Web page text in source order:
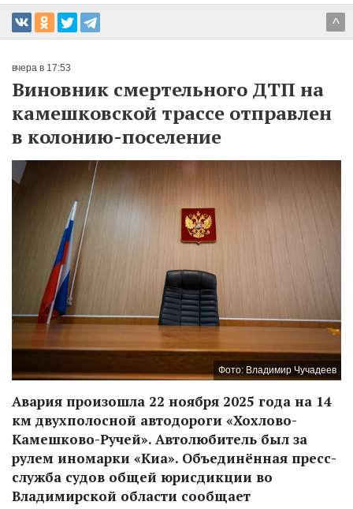
^
вчера в 17:53
Виновник смертельного ДТП на
камешковской трассе отправлен
в колонию-поселение
Фото: Владимир Чучадеев
Авария произошла 22 ноября 2025 года на 14
км двухполосной автодороги «Хохлово-
Камешково-Ручей». Автолюбитель был за
рулем иномарки «Киа». Объединённая пресс-
служба судов общей юрисдикции во
Владимирской области сообщает